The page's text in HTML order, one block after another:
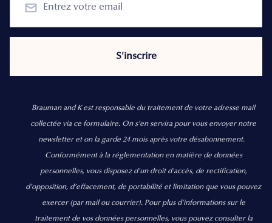
Brauman and K est responsable du traitement de votre adresse mail
collectée via ce formulaire. On s’en servira pour vous envoyer notre
newsletter et on la garde 24 mois après votre désabonnement.
Conformément à la réglementation en matière de données
personnelles, vous disposez d'un droit d'accès, de rectification,
d’opposition, d’effacement, de portabilité et limitation que vous pouvez
exercer (par mail ou courrier). Pour plus d’informations sur le
traitement de vos données personnelles, vous pouvez consulter la